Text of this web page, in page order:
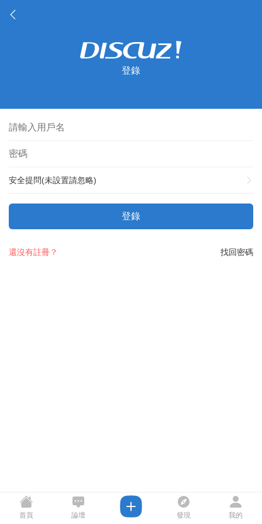
登錄
安全提問(未設置請忽略)
登錄
找回密碼
還沒有註冊？
首頁 論壇 發現 我的